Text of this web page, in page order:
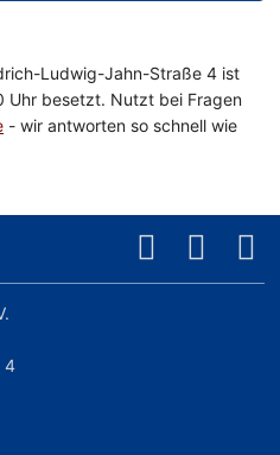
Ludwig-Jahn-Straße 4 ist
Uhr besetzt. Nutzt bei Fragen
- wir antworten so schnell wie
4